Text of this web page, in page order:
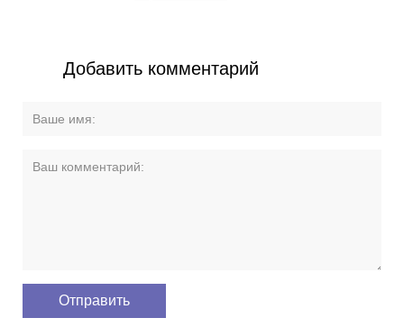
Добавить комментарий